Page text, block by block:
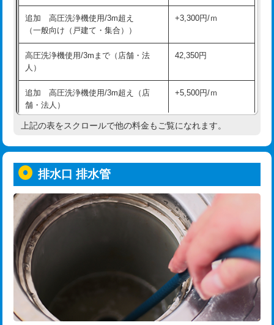
廃棄・処分 現場見積
※給水管工事は20mmまでの価格です。
給水管工事※（支持金具設置) 5,500円
給水管工事※（保温材使用（バンド止
め込み）)
5,500円
給水管工事※（土の掘削・埋め戻し作
業)
11,000円
給水管工事※（塩ビ管（VP・HI）使
用/3ｍまで)
用（追加）/3ｍ超え)
給水管工事※（ライニング鋼管・銅
管・ポリ管・HT管使用/3ｍまで)
44,000円
給水管工事※（ライニング鋼管・銅
管・ポリ管・HT管使用/3ｍ超え)
+8,800円
排水管工事（土の掘削・埋め戻し作
業）
11,000円~
排水管工事（排水管工事/3ｍまで） 55,000円
追加 高圧洗浄機使用/3m超え
（一般向け（戸建て・集合））
+3,300円/ｍ
高圧洗浄機使用/3mまで（店舗・法
人）
42,350円
追加 高圧洗浄機使用/3m超え（店
舗・法人）
+5,500円/ｍ
高度高圧洗浄換 現地調査
トーラー機使用/3mまで
追加トーラー機使用/3m超え +3,300円
カメラ調査 33,000円
桝清掃 8,800円
止水・漏水調査・防水処理・清掃・修
理・調整・分解・加工など（軽作業）
11,000円
止水・漏水調査・防水処理・清掃・修
22,000円
上記の表をスクロールで他の料金もご覧になれます。
排水口 排水管